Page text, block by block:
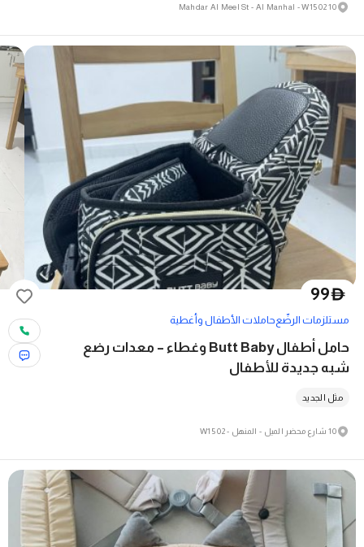
10 Mahdar Al Meel St - Al Manhal - W15 02
D
99
مستلزمات الرضّعحاملات الأطفال وأغطية
حامل أطفال Butt Baby وغطاء – معدات رضع
شبه جديدة للأطفال
مثل الجديد
10 شارع محضر الميل - المنهل - W15 02